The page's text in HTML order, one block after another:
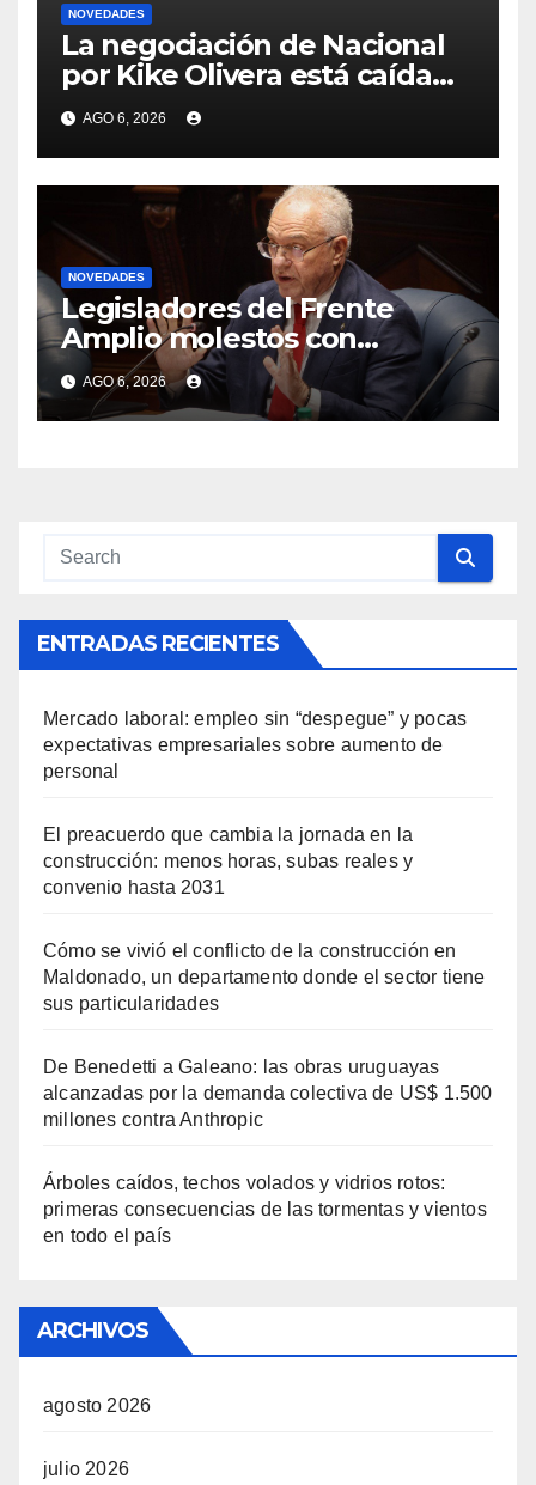
NOVEDADES
La negociación de Nacional
por Kike Olivera está caída
por diferencias con Gremio,
club con el se recompuso el
vínculo luego de molestias
en los gaúchos
AGO 6, 2026
NOVEDADES
Legisladores del Frente
Amplio molestos con
Lubetkin por negar que
Estados Unidos hubiera
enviado propuesta sobre
AGO 6, 2026
ENTRADAS RECIENTES
Mercado laboral: empleo sin “despegue” y pocas
expectativas empresariales sobre aumento de
personal
El preacuerdo que cambia la jornada en la
construcción: menos horas, subas reales y
convenio hasta 2031
Cómo se vivió el conflicto de la construcción en
Maldonado, un departamento donde el sector tiene
sus particularidades
De Benedetti a Galeano: las obras uruguayas
alcanzadas por la demanda colectiva de US$ 1.500
millones contra Anthropic
Árboles caídos, techos volados y vidrios rotos:
primeras consecuencias de las tormentas y vientos
en todo el país
ARCHIVOS
agosto 2026
julio 2026